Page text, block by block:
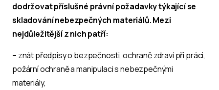
dodržovat příslušné právní požadavky týkající se
skladování nebezpečných materiálů. Mezi
nejdůležitější z nich patří:
– znát předpisy o bezpečnosti, ochraně zdraví při práci,
požární ochraně a manipulaci s nebezpečnými
materiály,